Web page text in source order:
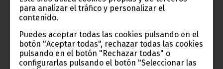
para analizar el tráfico y personalizar el
contenido.
Puedes aceptar todas las cookies pulsando en el
botón "Aceptar todas", rechazar todas las cookies
pulsando en el botón "Rechazar todas" o
configurarlas pulsando el botón "Seleccionar las
Información de Guinea Ecuatorial